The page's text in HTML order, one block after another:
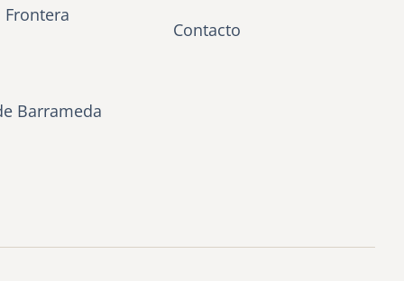
Frontera
Barrameda
Contacto